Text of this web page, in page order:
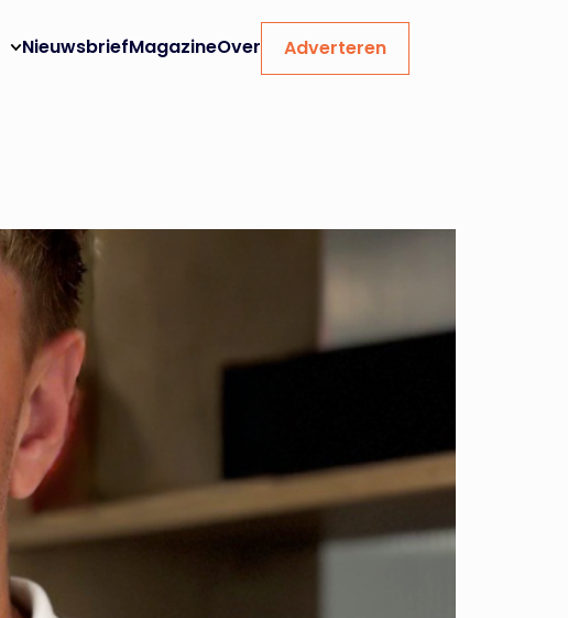
NieuwsbriefMagazineOver Adverteren